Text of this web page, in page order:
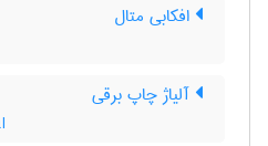
افکابی متال
آلیاژ چاپ برقی